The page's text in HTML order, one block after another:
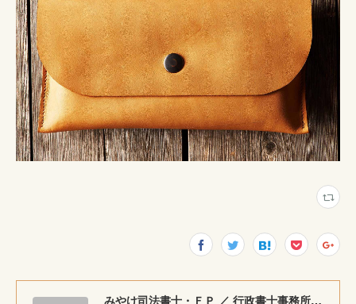
みやけ司法書士・ＦＰ ／ 行政書士事務所 ｜神戸市北区で相続・成年後見・生前整理のご相談をお受けしています。